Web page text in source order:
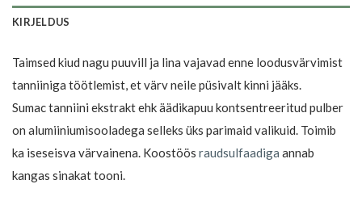
KIRJELDUS
Taimsed kiud nagu puuvill ja lina vajavad enne loodusvärvimist
tanniiniga töötlemist, et värv neile püsivalt kinni jääks.
Sumac tanniini ekstrakt ehk äädikapuu kontsentreeritud pulber
on alumiiniumisooladega selleks üks parimaid valikuid. Toimib
ka iseseisva värvainena. Koostöös raudsulfaadiga annab
kangas sinakat tooni.